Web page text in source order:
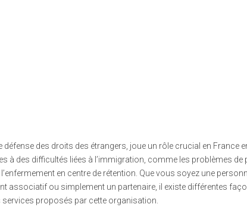
défense des droits des étrangers, joue un rôle crucial en France
à des difficultés liées à l’immigration, comme les problèmes de
en centre de rétention. Que vous soyez une
associatif ou simplement un partenaire, il existe différentes
services proposés par cette organisation.